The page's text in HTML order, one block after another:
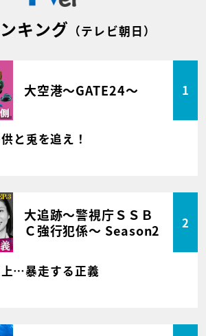
キング （テレビ朝日）
大空港～GATE24～ 1
と兎を追え！
大追跡～警視庁ＳＳＢ
Ｃ強行犯係～ Season2
2
…暴走する正義